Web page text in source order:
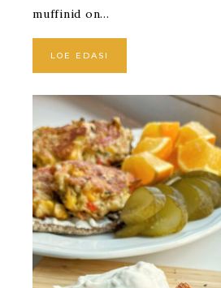
muffinid on…
LOE EDASI